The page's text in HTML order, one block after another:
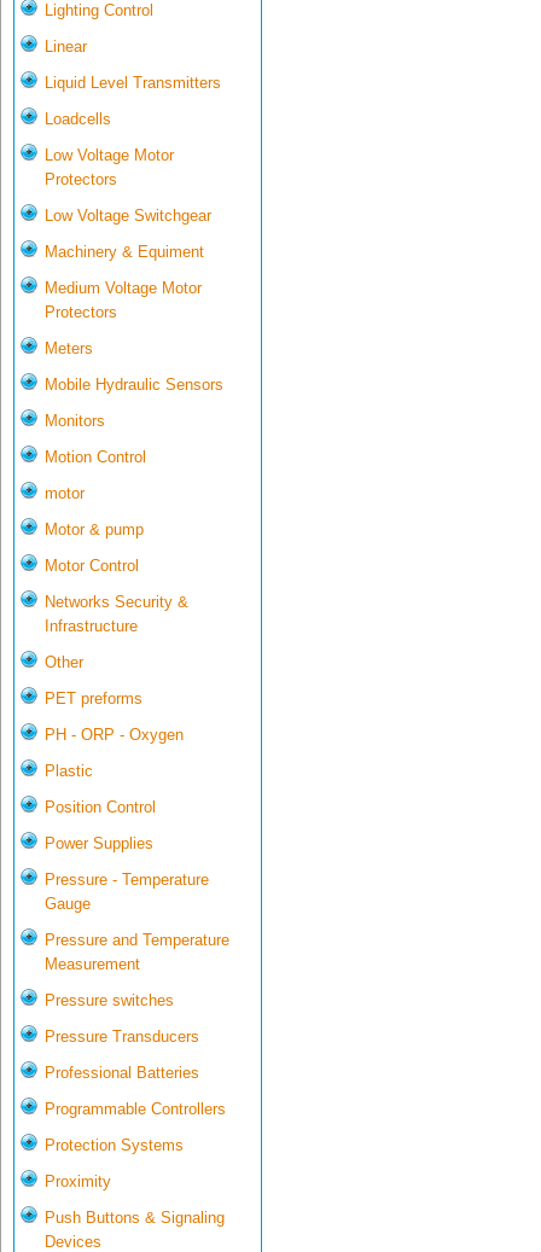
Lighting Control
Linear
Liquid Level Transmitters
Loadcells
Low Voltage Motor
Protectors
Low Voltage Switchgear
Machinery & Equiment
Medium Voltage Motor
Protectors
Meters
Mobile Hydraulic Sensors
Monitors
Motion Control
motor
Motor & pump
Motor Control
Networks Security &
Infrastructure
Other
PET preforms
PH - ORP - Oxygen
Plastic
Position Control
Power Supplies
Pressure - Temperature
Gauge
Pressure and Temperature
Measurement
Pressure switches
Pressure Transducers
Professional Batteries
Programmable Controllers
Protection Systems
Proximity
Push Buttons & Signaling
Devices